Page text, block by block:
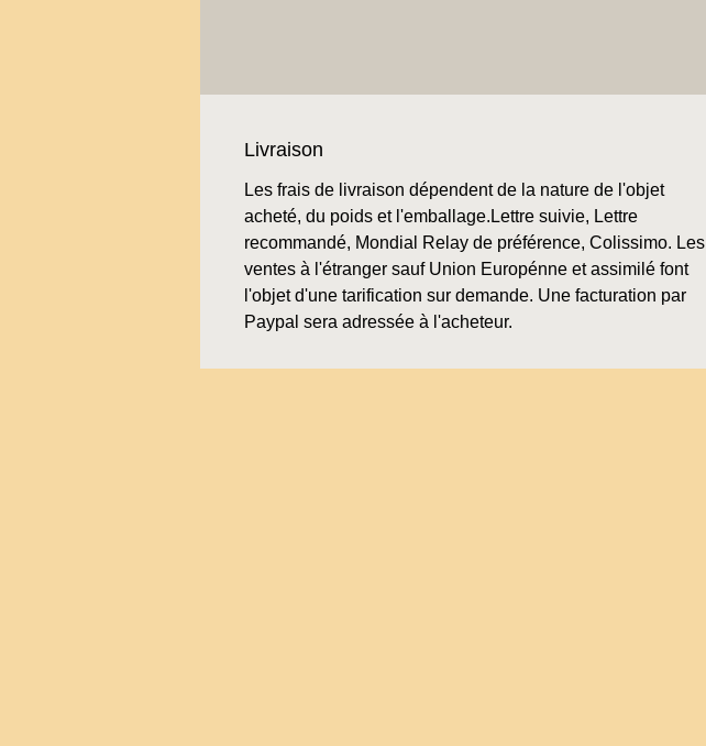
Livraison
Les frais de livraison dépendent de la nature de l'objet
acheté, du poids et l'emballage.Lettre suivie, Lettre
recommandé, Mondial Relay de préférence, Colissimo. Les
ventes à l'étranger sauf Union Europénne et assimilé font
l'objet d'une tarification sur demande. Une facturation par
Paypal sera adressée à l'acheteur.